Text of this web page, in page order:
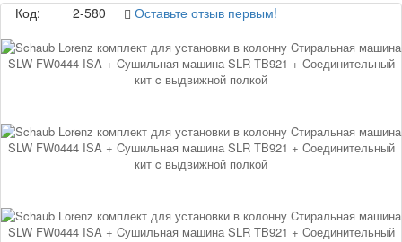
Код: 2-580 Оставьте отзыв первым!